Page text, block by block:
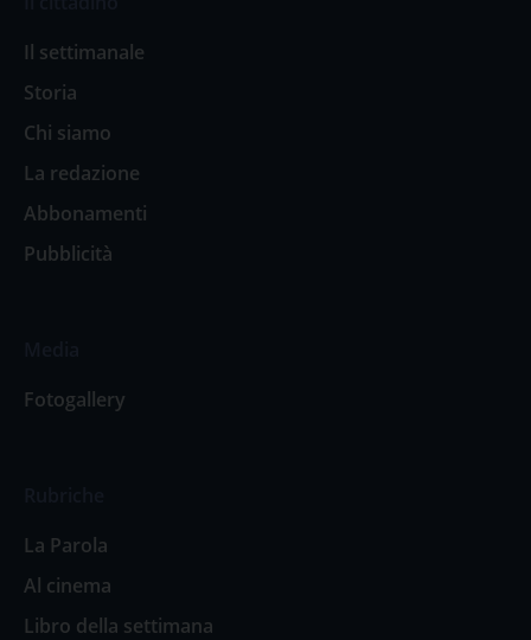
Il settimanale
Storia
Chi siamo
La redazione
Abbonamenti
Pubblicità
Fotogallery
La Parola
Al cinema
Libro della settimana